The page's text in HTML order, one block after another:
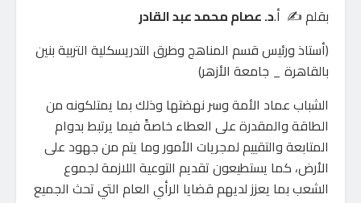
بقلم ✍️ أ.د. عصام محمد عبد القادر
(أستاذ ورئيس قسم المناهج وطرق التدريسكلية التربية بنين
بالقاهرة _ جامعة الأزهر)
الشباب عماد الأمة وسر نهضتها وذلك بما يمتلكونه من
الطاقة والمقدرة على العطاء خاصةً فيما يرتبط بدوام
المتابعة والتقييم لمجريات الأمور وما يتم من جهود على
الأرض، كما يستطيعون تقديم التوعية اللازمة لجموع
الشعب بما يعزز لديهم قضايا الرأي العام التي تحث الجميع